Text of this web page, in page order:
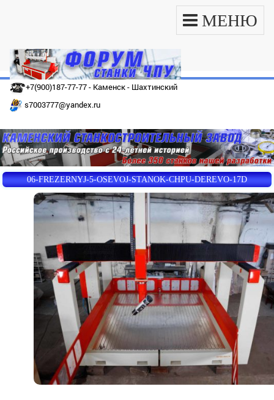
МЕНЮ
+7(900)187-77-77 - Каменск - Шахтинский
s7003777@yandex.ru
06-FREZERNYJ-5-OSEVOJ-STANOK-CHPU-DEREVO-17D